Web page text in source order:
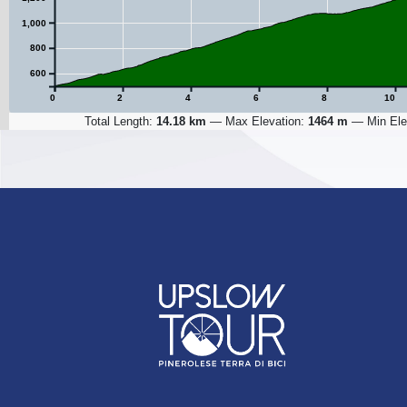
0 2 4 6 8 10
600
800
1,000
Total Length: 14.18 km — Max Elevation: 1464 m — Min